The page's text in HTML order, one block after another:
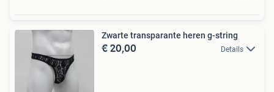
Zwarte transparante heren g-string
€ 20,00 Details